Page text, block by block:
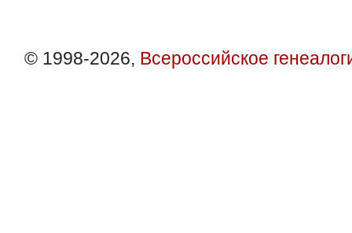
© 1998-2026, Всероссийское